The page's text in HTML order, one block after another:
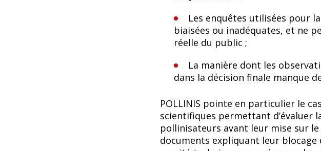
Les enquêtes utilisées pour
biaisées ou inadéquates, et ne
réelle du public ;
La manière dont les
dans la décision finale manque
POLLINIS pointe en particulier le
scientifiques permettant d’évaluer
pollinisateurs avant leur mise sur
documents expliquant leur blocage